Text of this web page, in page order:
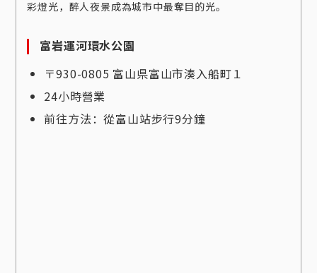
彩燈光，醉人夜景成為城市中最奪目的光。
富岩運河環水公園
〒930-0805 富山県富山市湊入船町１
24小時營業
前往方法：從富山站步行9分鐘